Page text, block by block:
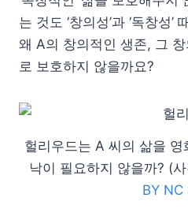
는 것도 ‘창의성’과 ‘독창성
왜 A의 창의적인 생존, 그
로 보호하지 않을까요?
헐리우드는 A 씨의 삶을
낙이 필요하지 않을까? (
BY NC